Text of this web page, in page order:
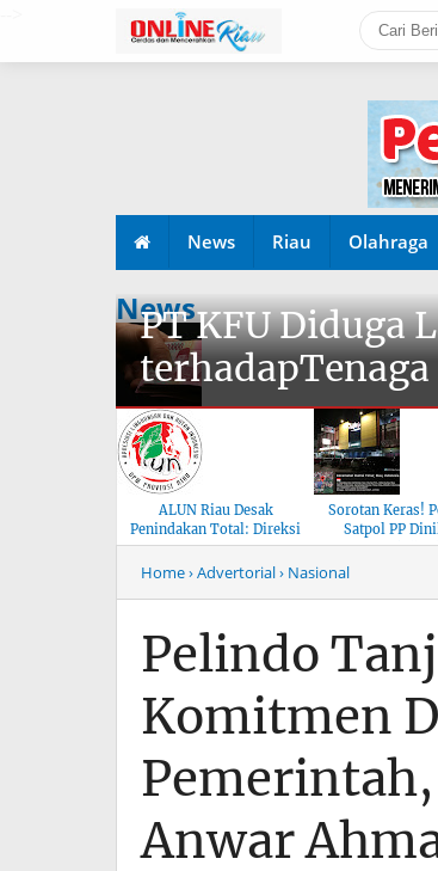
News Riau Olahraga
News
PT KFU Diduga
ALUN Riau Desak
Penindakan Total: Direksi
Musim Mas Harus
Bertanggung Jawab
Sorotan Keras!
Satpol PP
Menyentuh
Home› Advertorial› Nasional
Pelindo
Komitmen
Anwar